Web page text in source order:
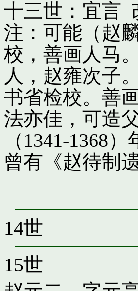
十三世：宜言
注：可能（赵
校，善画人马
人，赵雍次子
书省检校。善
法亦佳，可造
（1341-1368
曾有《赵待制
14世
15世